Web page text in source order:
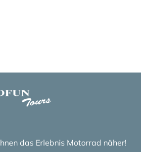
das Erlebnis Motorrad näher!